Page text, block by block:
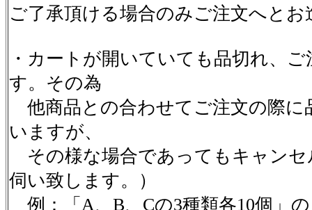
ご了承頂ける場合のみご注文へとお
・カートが開いていても品切れ、
す。その為
他商品との合わせてご注文の際に
いますが、
その様な場合であってもキャンセ
伺い致します。）
例：「A、B、Cの3種類各10個」